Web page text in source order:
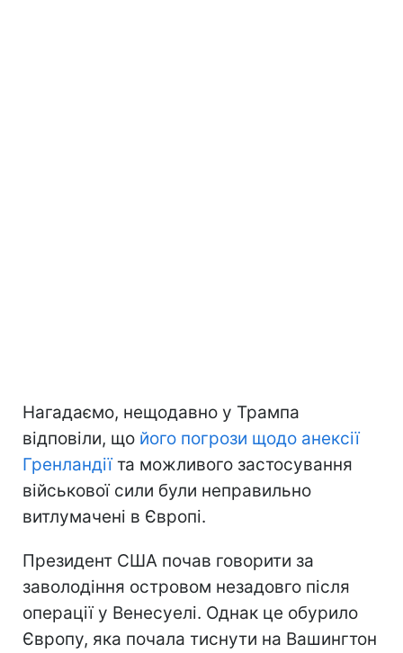
Нагадаємо, нещодавно у Трампа
відповіли, що його погрози щодо анексії
Гренландіїта можливого застосування
військової сили були неправильно
витлумачені в Європі.
Президент США почав говорити за
заволодіння островом незадовго після
операції у Венесуелі. Однак це обурило
Європу, яка почала тиснути на Вашингтон